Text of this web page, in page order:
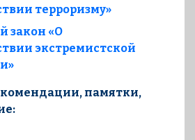
терроризму»
закон «О
экстремистской
памятки,